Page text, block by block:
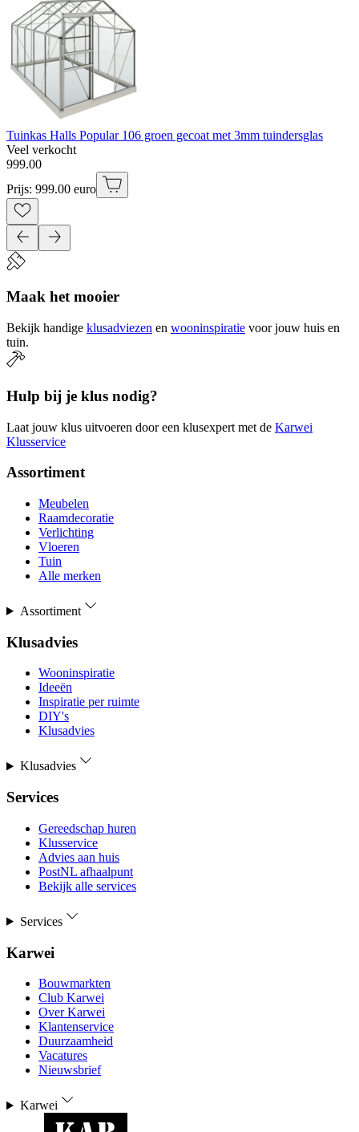
Tuinkas Halls Popular 106 groen gecoat met 3mm tuindersglas
Veel verkocht
999.00
Prijs: 999.00 euro
Maak het mooier
Bekijk handige klusadviezen en wooninspiratie voor jouw huis en
tuin.
Hulp bij je klus nodig?
Laat jouw klus uitvoeren door een klusexpert met de Karwei
Klusservice
Assortiment
Meubelen
Raamdecoratie
Verlichting
Vloeren
Tuin
Alle merken
Assortiment
Klusadvies
Wooninspiratie
Ideeën
Inspiratie per ruimte
DIY's
Klusadvies
Klusadvies
Services
Gereedschap huren
Klusservice
Advies aan huis
PostNL afhaalpunt
Bekijk alle services
Services
Karwei
Bouwmarkten
Club Karwei
Over Karwei
Klantenservice
Duurzaamheid
Vacatures
Nieuwsbrief
Karwei